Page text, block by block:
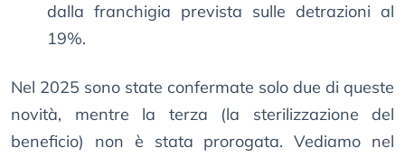
dalla franchigia prevista sulle detrazioni al
19%.
Nel 2025 sono state confermate solo due di queste
novità, mentre la terza (la sterilizzazione del
beneficio) non è stata prorogata. Vediamo nel